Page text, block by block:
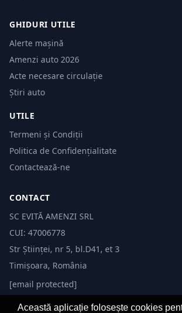
GHIDURI UTILE
Alerte mașină
Amenzi auto 2026
Acte necesare circulație
Știri auto
UTILE
Termeni și Condiții
Politica de Confidențialitate
Contactează-ne
CONTACT
SC EVITĂ AMENZI SRL
CUI: 47006778
Str Științei, nr 5, bl.D41, et 3
Timișoara, România
[email protected]
Această aplicație folosește cookies